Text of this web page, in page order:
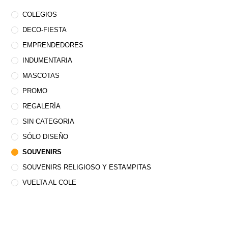
COLEGIOS
DECO-FIESTA
EMPRENDEDORES
INDUMENTARIA
MASCOTAS
PROMO
REGALERÍA
SIN CATEGORIA
SÓLO DISEÑO
SOUVENIRS
SOUVENIRS RELIGIOSO Y ESTAMPITAS
VUELTA AL COLE